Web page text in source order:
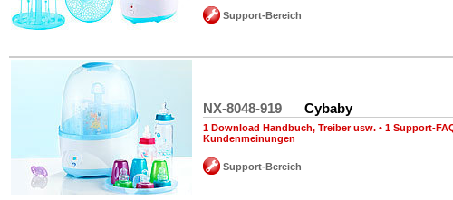
Support-Bereich
NX-8048-919 Cybaby
1 Download Handbuch, Treiber usw. • 1 Support-
Kundenmeinungen
Support-Bereich